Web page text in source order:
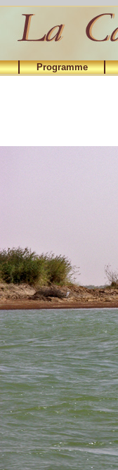
Programme